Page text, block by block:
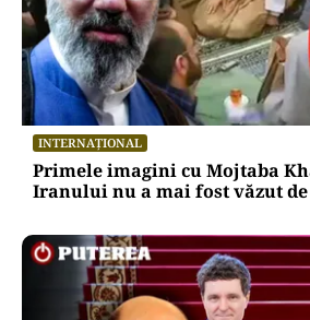
INTERNAȚIONAL
Primele imagini cu Mojtaba
Iranului nu a mai fost văzut